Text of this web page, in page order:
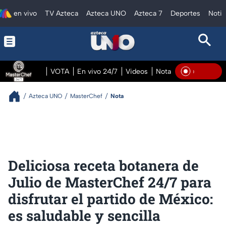
en vivo TV Azteca Azteca UNO Azteca 7 Deportes
VOTA En vivo 24/7 Videos Notas En vivo En
Azteca UNO MasterChef Nota
Deliciosa receta botanera de
Julio de MasterChef 24/7 para
disfrutar el partido de México:
es saludable y sencilla